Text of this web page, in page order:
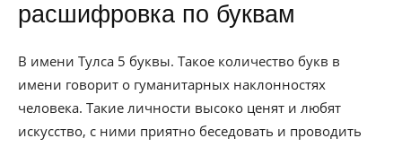
расшифровка по буквам
В имени Тулса 5 буквы. Такое количество букв в
имени говорит о гуманитарных наклонностях
человека. Такие личности высоко ценят и любят
искусство, с ними приятно беседовать и проводить